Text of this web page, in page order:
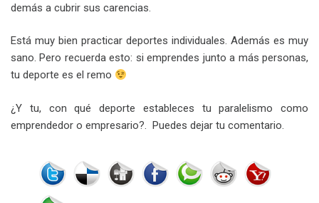
demás a cubrir sus carencias.
Está muy bien practicar deportes individuales. Además es muy
sano. Pero recuerda esto: si emprendes junto a más personas,
tu deporte es el remo
¿Y tu, con qué deporte estableces tu paralelismo como
emprendedor o empresario?. Puedes dejar tu comentario.